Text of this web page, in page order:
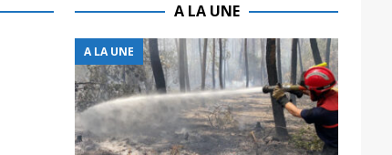
A LA UNE
A LA UNE